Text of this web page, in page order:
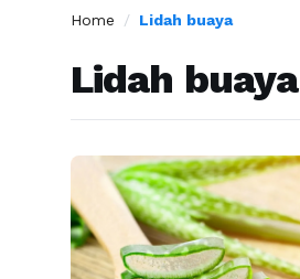
Home / Lidah buaya
Lidah buaya